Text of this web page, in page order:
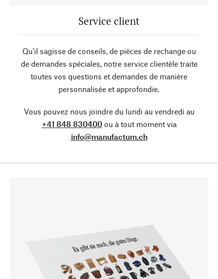
Service client
Qu’il sagisse de conseils, de pièces de rechange ou
de demandes spéciales, notre service clientèle traite
toutes vos questions et demandes de manière
personnalisée et approfondie.
Vous pouvez nous joindre du lundi au vendredi au
+41 848 830400ou à tout moment via
info@manufactum.ch